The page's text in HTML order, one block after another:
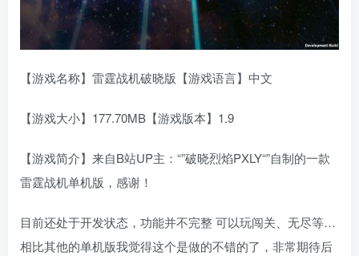
【游戏名称】雷霆战机破晓版【游戏语言】中文
【游戏大小】177.70MB【游戏版本】1.9
【游戏简介】来自B站UP主：“”破晓烈焰PXLY“”自制的一款
雷霆战机单机版，感谢！
目前还处于开发状态，功能并不完整 可以玩闯关、无尽等…
相比其他的单机版我觉得这个是做的不错的了，非常期待后